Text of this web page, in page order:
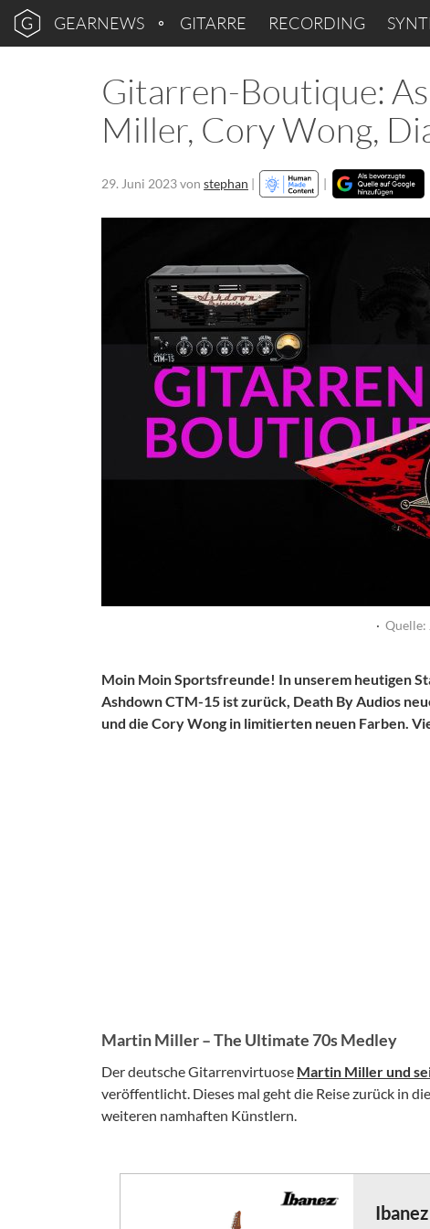
GEARNEWS GITARRE RECORDING
Gitarren-Boutique:
Miller, Cory Wong,
29. Juni 2023von stephan | |
· Quelle:
Moin Moin Sportsfreunde! In unserem heutigen
Ashdown CTM-15 ist zurück, Death By Audios
und die Cory Wong in limitierten neuen Farben.
Martin Miller – The Ultimate 70s Medley
Der deutsche Gitarrenvirtuose Martin Miller und
veröffentlicht. Dieses mal geht die Reise zurück in
weiteren namhaften Künstlern.